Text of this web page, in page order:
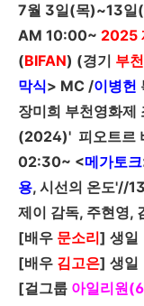
7월 3일(목)~13일(
AM 10:00~ 2025
(BIFAN) (경기 부
막식> MC /이병헌
장미희 부천영화제
(2024)' 피오트르
02:30~ <메가토크
용, 시선의 온도'//13
제이 감독, 주현영,
[배우 문소리] 생일
[배우 김고은] 생일
[걸그룹 아일리원